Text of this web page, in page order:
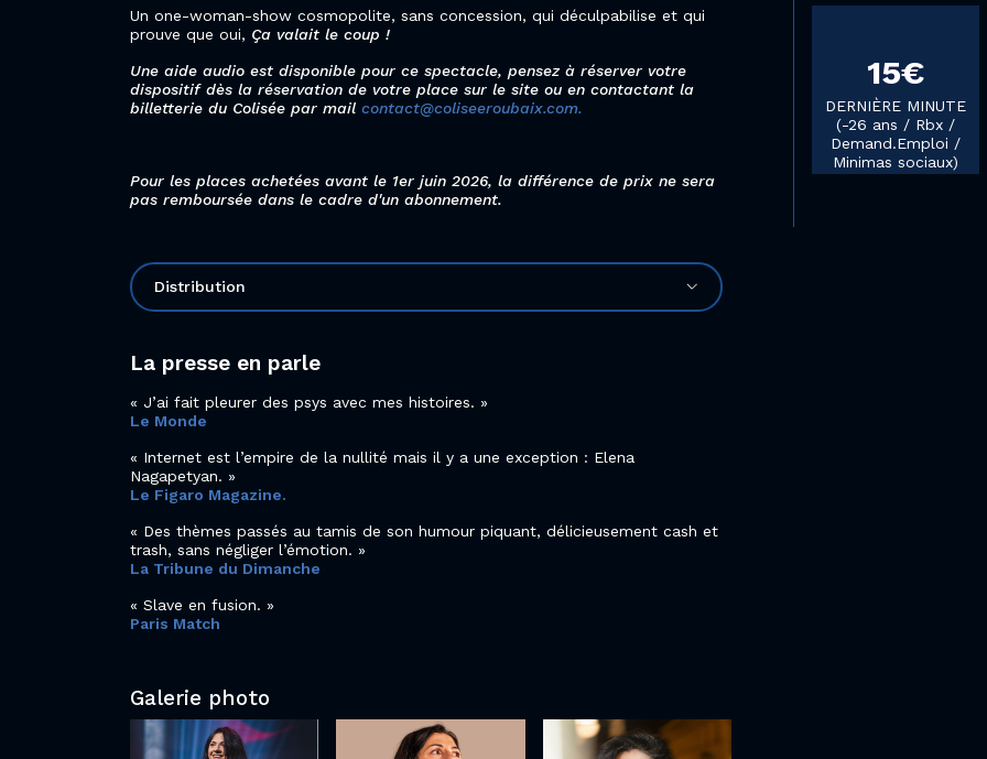
Un one-woman-show cosmopolite, sans concession, qui déculpabilise et qui
prouve que oui, Ça valait le coup !
Une aide audio est disponible pour ce spectacle, pensez à réserver votre
dispositif dès la réservation de votre place sur le site ou en contactant la
billetterie du Colisée par mail contact@coliseeroubaix.com.
Pour les places achetées avant le 1er juin 2026, la différence de prix ne sera
pas remboursée dans le cadre d'un abonnement.
15€
DERNIÈRE MINUTE
(-26 ans / Rbx /
Demand.Emploi /
Minimas sociaux)
Distribution
La presse en parle
J’ai fait pleurer des psys avec mes histoires.
Le Monde
Internet est l’empire de la nullité mais il y a une exception : Elena
Nagapetyan.
Le Figaro Magazine.
Des thèmes passés au tamis de son humour piquant, délicieusement cash et
trash, sans négliger l’émotion.
La Tribune du Dimanche
Slave en fusion.
Paris Match
Galerie photo